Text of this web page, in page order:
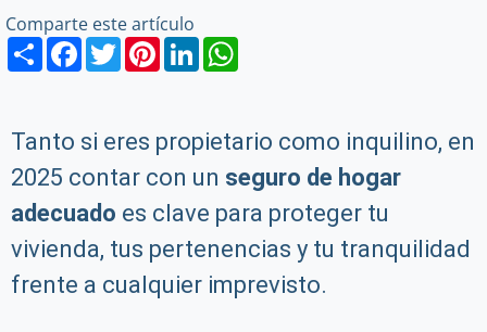
Comparte este artículo
ShareFacebook
TwitterPinterest
LinkedIn
Tanto si eres propietario como inquilino, en
2025 contar con un seguro de hogar
adecuado es clave para proteger tu
vivienda, tus pertenencias y tu tranquilidad
frente a cualquier imprevisto.